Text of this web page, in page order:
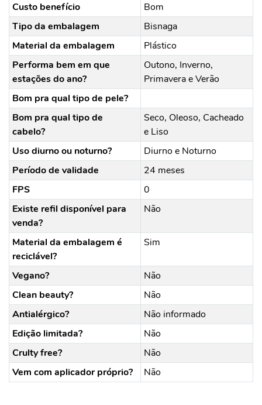
Custo benefício
Bom
Tipo da embalagem
Bisnaga
Material da embalagem
Plástico
Performa bem em que
estações do ano?
Outono, Inverno,
Primavera e Verão
Bom pra qual tipo de pele?
Bom pra qual tipo de
cabelo?
Seco, Oleoso, Cacheado
e Liso
Uso diurno ou noturno?
Diurno e Noturno
Período de validade
24 meses
FPS
0
Existe refil disponível para
venda?
Não
Material da embalagem é
reciclável?
Sim
Vegano?
Não
Clean beauty?
Não
Antialérgico?
Não informado
Edição limitada?
Não
Crulty free?
Não
Vem com aplicador próprio?
Não